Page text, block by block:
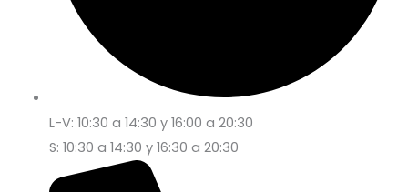
L-V: 10:30 a 14:30 y 16:00 a 20:30
S: 10:30 a 14:30 y 16:30 a 20:30